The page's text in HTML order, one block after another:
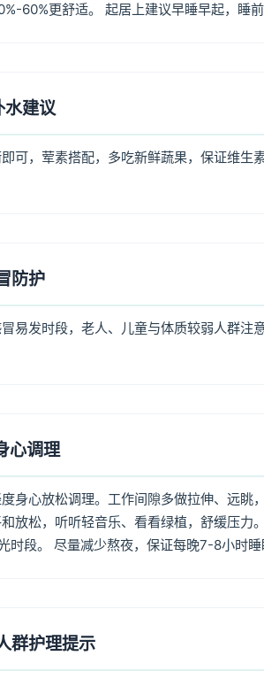
60%更舒适。 起居上建议早睡早起，睡
水建议
可，荤素搭配，多吃新鲜蔬果，保证维
防护
易发时段，老人、儿童与体质较弱人群
心调理
身心放松调理。工作间隙多做拉伸、远
放松，听听轻音乐、看看绿植，舒缓压
时段。 尽量减少熬夜，保证每晚7-8小时
群护理提示